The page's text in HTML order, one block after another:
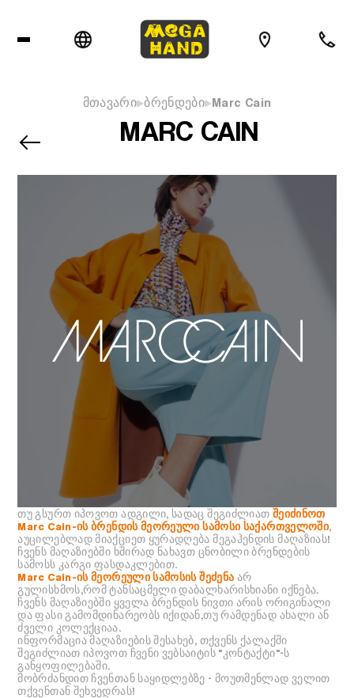
მთავარი ბრენდები Marc Cain
MARC CAIN
თუ გსურთ იპოვოთ ადგილი, სადაც შეგიძლიათ შეიძინოთ
Marc Cain-ის ბრენდის მეორეული სამოსი საქართველოში,
აუცილებლად მიაქციეთ ყურადღება მეგაჰენდის მაღაზიას!
ჩვენს მაღაზიებში ხშირად ნახავთ ცნობილი ბრენდების
სამოსს კარგი ფასდაკლებით.
Marc Cain-ის მეორეული სამოსის შეძენა არ
გულისხმოს,რომ ტანსაცმელი დაბალხარისხიანი იქნება.
ჩვენს მაღაზიებში ყველა ბრენდის ნივთი არის ორიგინალი
და ფასი გამომდინარეობს იქიდან,თუ რამდენად ახალი ან
ძველი კოლექციაა.
ინფორმაცია მაღაზიების შესახებ, თქვენს ქალაქში
შეგიძლიათ იპოვოთ ჩვენი ვებსაიტის "კონტაქტი"-ს
განყოფილებაში.
მობრძანდით ჩვენთან საყიდლებზე - მოუთმენლად ველით
თქვენთან შეხვედრას!